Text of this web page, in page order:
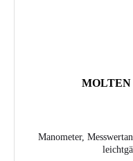
MOLTEN
Manometer,